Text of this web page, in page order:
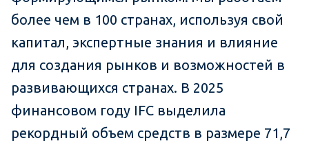
более чем в 100 странах, используя свой
капитал, экспертные знания и влияние
для создания рынков и возможностей в
развивающихся странах. В 2025
финансовом году IFC выделила
рекордный объем средств в размере 71,7